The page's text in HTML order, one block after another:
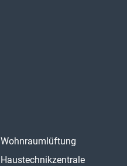
Wohnraumlüftung
Haustechnikzentrale